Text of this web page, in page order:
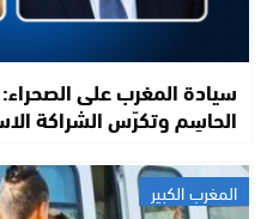
سيادة المغرب على
الحاسِم وتكرّس الشراكة
المغرب الكبير